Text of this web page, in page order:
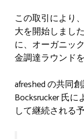
この取引により
大を開始しまし
に、オーガニッ
金調達ラウンド
afreshed の共同
Bocksrucker 氏
して継続される